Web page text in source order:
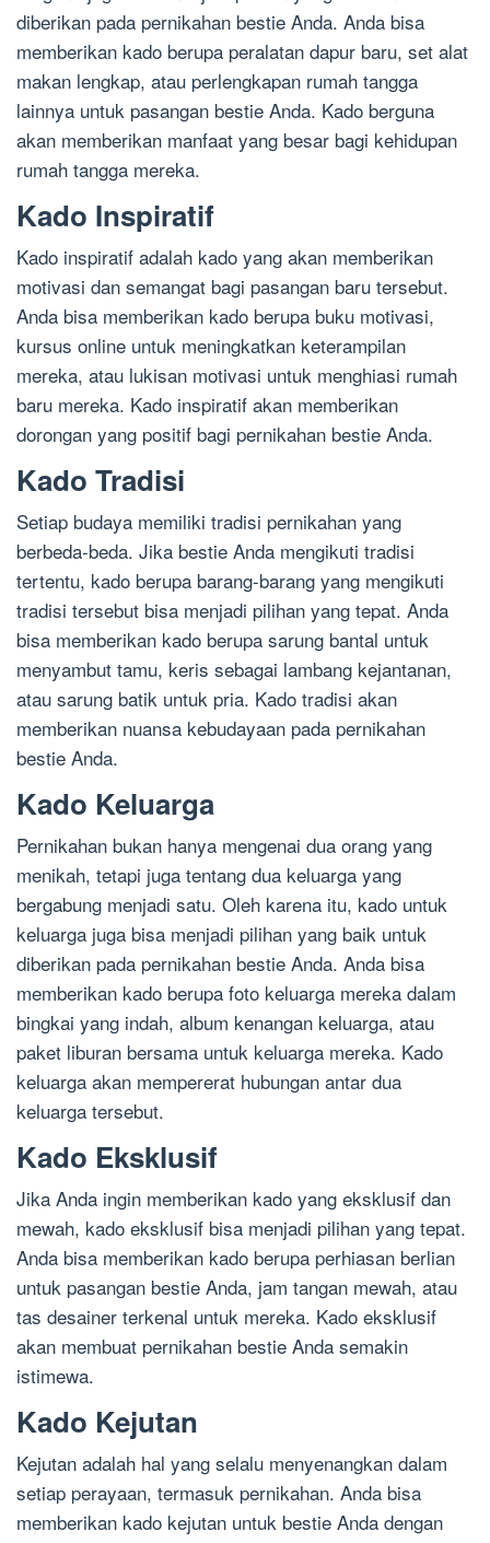
diberikan pada pernikahan bestie Anda. Anda bisa
memberikan kado berupa peralatan dapur baru, set alat
makan lengkap, atau perlengkapan rumah tangga
lainnya untuk pasangan bestie Anda. Kado berguna
akan memberikan manfaat yang besar bagi kehidupan
rumah tangga mereka.
Kado Inspiratif
Kado inspiratif adalah kado yang akan memberikan
motivasi dan semangat bagi pasangan baru tersebut.
Anda bisa memberikan kado berupa buku motivasi,
kursus online untuk meningkatkan keterampilan
mereka, atau lukisan motivasi untuk menghiasi rumah
baru mereka. Kado inspiratif akan memberikan
dorongan yang positif bagi pernikahan bestie Anda.
Kado Tradisi
Setiap budaya memiliki tradisi pernikahan yang
berbeda-beda. Jika bestie Anda mengikuti tradisi
tertentu, kado berupa barang-barang yang mengikuti
tradisi tersebut bisa menjadi pilihan yang tepat. Anda
bisa memberikan kado berupa sarung bantal untuk
menyambut tamu, keris sebagai lambang kejantanan,
atau sarung batik untuk pria. Kado tradisi akan
memberikan nuansa kebudayaan pada pernikahan
bestie Anda.
Kado Keluarga
Pernikahan bukan hanya mengenai dua orang yang
menikah, tetapi juga tentang dua keluarga yang
bergabung menjadi satu. Oleh karena itu, kado untuk
keluarga juga bisa menjadi pilihan yang baik untuk
diberikan pada pernikahan bestie Anda. Anda bisa
memberikan kado berupa foto keluarga mereka dalam
bingkai yang indah, album kenangan keluarga, atau
paket liburan bersama untuk keluarga mereka. Kado
keluarga akan mempererat hubungan antar dua
keluarga tersebut.
Kado Eksklusif
Jika Anda ingin memberikan kado yang eksklusif dan
mewah, kado eksklusif bisa menjadi pilihan yang tepat.
Anda bisa memberikan kado berupa perhiasan berlian
untuk pasangan bestie Anda, jam tangan mewah, atau
tas desainer terkenal untuk mereka. Kado eksklusif
akan membuat pernikahan bestie Anda semakin
istimewa.
Kado Kejutan
Kejutan adalah hal yang selalu menyenangkan dalam
setiap perayaan, termasuk pernikahan. Anda bisa
memberikan kado kejutan untuk bestie Anda dengan